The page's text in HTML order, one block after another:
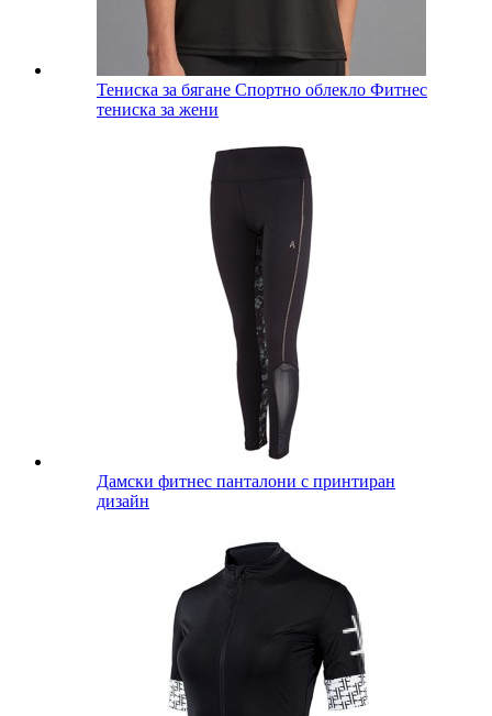
Тениска за бягане Спортно облекло Фитнес
тениска за жени
Дамски фитнес панталони с принтиран
дизайн